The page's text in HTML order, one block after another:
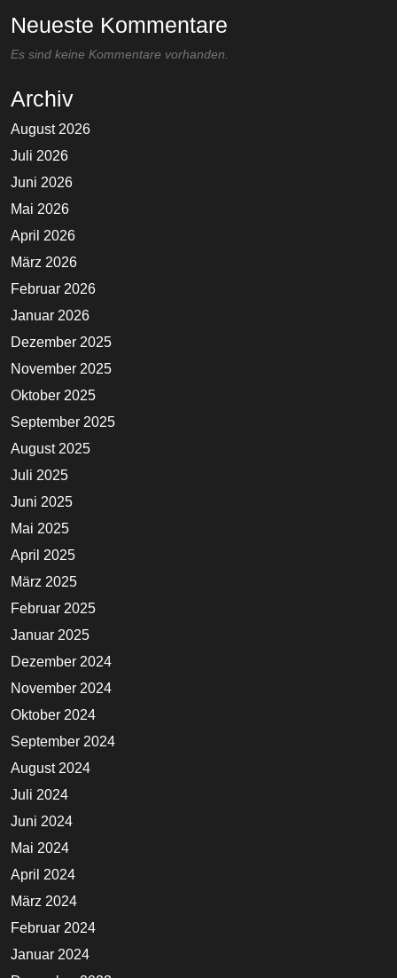
Neueste Kommentare
Es sind keine Kommentare vorhanden.
Archiv
August 2026
Juli 2026
Juni 2026
Mai 2026
April 2026
März 2026
Februar 2026
Januar 2026
Dezember 2025
November 2025
Oktober 2025
September 2025
August 2025
Juli 2025
Juni 2025
Mai 2025
April 2025
März 2025
Februar 2025
Januar 2025
Dezember 2024
November 2024
Oktober 2024
September 2024
August 2024
Juli 2024
Juni 2024
Mai 2024
April 2024
März 2024
Februar 2024
Januar 2024